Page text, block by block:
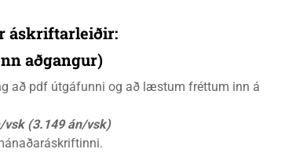
áskriftarleiðir:
aðgangur)
að pdf útgáfunni og að læstum fréttum inn á
vsk (3.149 án/vsk)